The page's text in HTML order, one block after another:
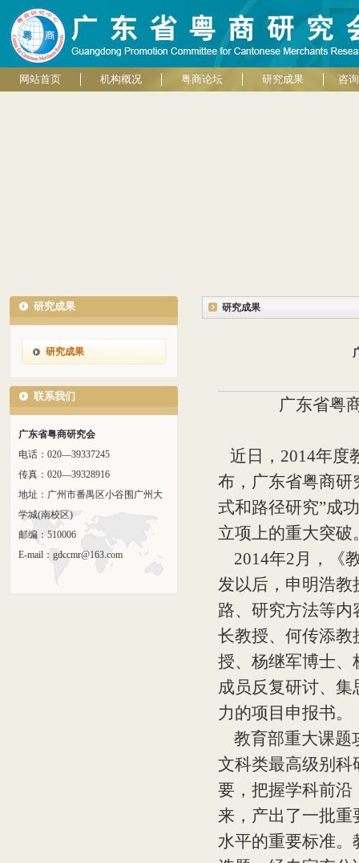
网站首页 机构概况 粤商论坛 研究成果 咨
研究成果
研究成果
联系我们
广东省粤商研究会
电话：020—39337245
传真：020—39328916
地址：广州市番禺区小谷围广州大
学城(南校区)
邮编：510006
E-mail：gdccmr@163.com
研究成果
广东省粤
近日，2014年度
布，广东省粤商研
式和路径研究”成
立项上的重大突破
2014年2月，《
发以后，申明浩教
路、研究方法等
长教授、何传添教
授、杨继军博士、
成员反复研讨、
力的项目申报书。
教育部重大课题
文科类最高级别科
要，把握学科前沿
来，产出了一批
水平的重要标准。